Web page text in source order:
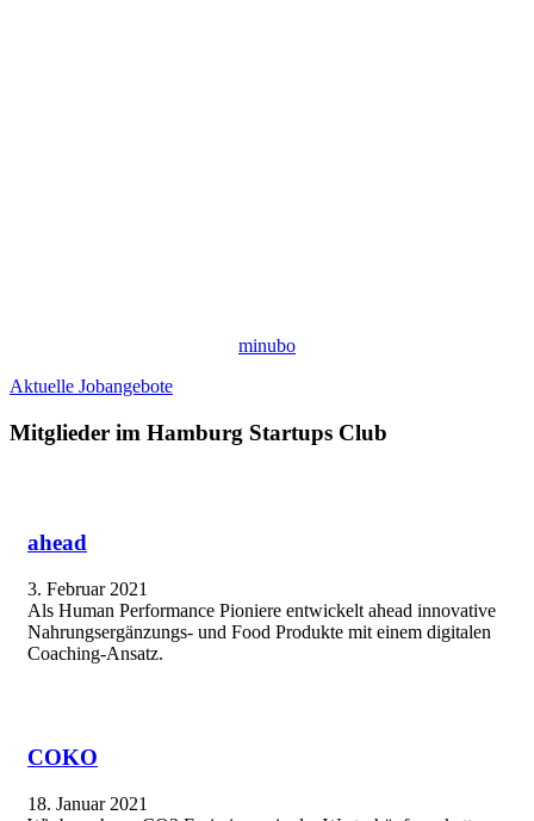
minubo
Aktuelle Jobangebote
Mitglieder im Hamburg Startups Club
ahead
3. Februar 2021
Als Human Performance Pioniere entwickelt ahead innovative
Nahrungsergänzungs- und Food Produkte mit einem digitalen
Coaching-Ansatz.
COKO
18. Januar 2021